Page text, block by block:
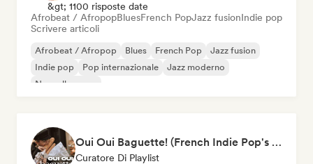
&gt; 1100 risposte date
Afrobeat / AfropopBluesFrench PopJazz fusionIndie pop
Scrivere articoli
Afrobeat / Afropop Blues French Pop
Jazz fusion
Indie pop
Pop internazionale
Jazz moderno
Nouvelle scene
Oui Oui Baguette! (French Indie Pop's Finest)
Curatore Di Playlist